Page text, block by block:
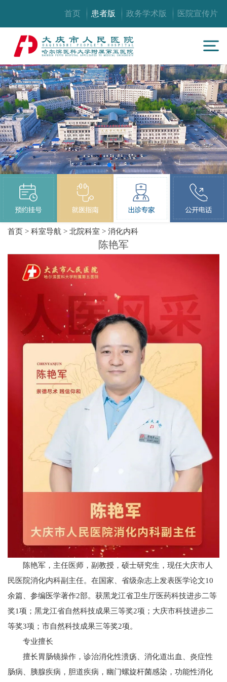
首页 患者版 政务学术版 医院宣传片
首页 >科室导航 >北院科室 >消化内科
陈艳军
陈艳军，主任医师，副教授，硕士研究生，现任大庆市人
民医院消化内科副主任。在国家、省级杂志上发表医学论文10
余篇、参编医学著作2部。获黑龙江省卫生厅医药科技进步二等
奖1项；黑龙江省自然科技成果三等奖2项；大庆市科技进步二
等奖3项；市自然科技成果三等奖2项。
专业擅长
擅长胃肠镜操作，诊治消化性溃疡、消化道出血、炎症性
肠病、胰腺疾病，胆道疾病，幽门螺旋杆菌感染，功能性消化